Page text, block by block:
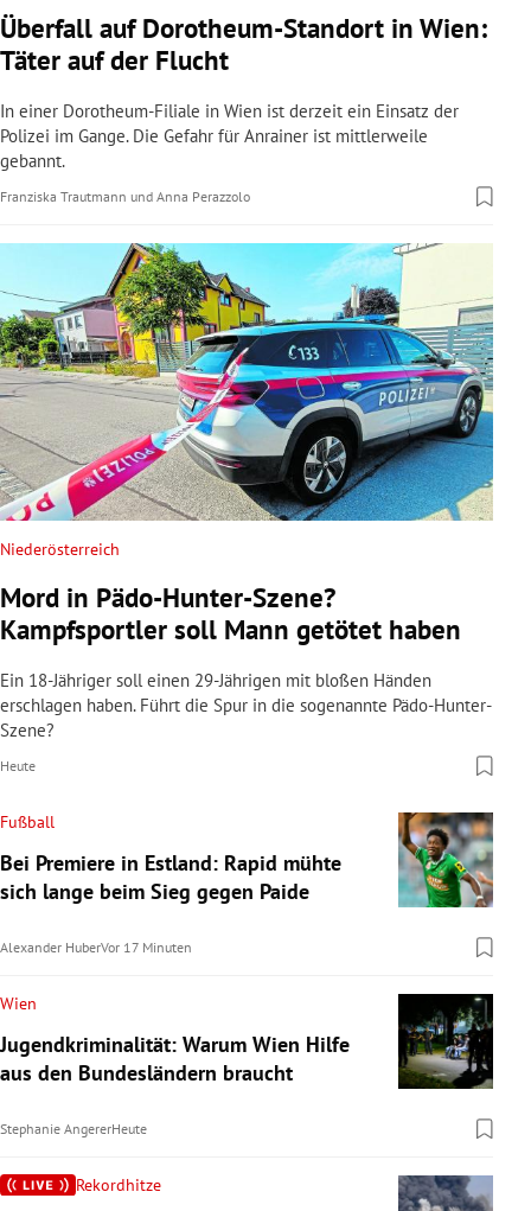
Überfall auf Dorotheum-Standort in Wien:
Täter auf der Flucht
In einer Dorotheum-Filiale in Wien ist derzeit ein Einsatz der
Polizei im Gange. Die Gefahr für Anrainer ist mittlerweile
gebannt.
Franziska Trautmann und Anna Perazzolo
Niederösterreich
Mord in Pädo-Hunter-Szene?
Kampfsportler soll Mann getötet haben
Ein 18-Jähriger soll einen 29-Jährigen mit bloßen Händen
erschlagen haben. Führt die Spur in die sogenannte Pädo-Hunter-
Szene?
Heute
Fußball
Bei Premiere in Estland: Rapid mühte
sich lange beim Sieg gegen Paide
Alexander HuberVor 17 Minuten
Wien
Jugendkriminalität: Warum Wien Hilfe
aus den Bundesländern braucht
Stephanie AngererHeute
Rekordhitze